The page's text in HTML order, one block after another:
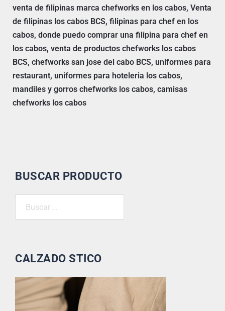
venta de filipinas marca chefworks en los cabos, Venta
de filipinas los cabos BCS, filipinas para chef en los
cabos, donde puedo comprar una filipina para chef en
los cabos, venta de productos chefworks los cabos
BCS, chefworks san jose del cabo BCS, uniformes para
restaurant, uniformes para hoteleria los cabos,
mandiles y gorros chefworks los cabos, camisas
chefworks los cabos
BUSCAR PRODUCTO
CALZADO STICO